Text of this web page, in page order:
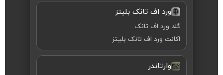
ورد اف تانک بلیتز
گلد ورد اف تانک
اکانت ورد اف تانک بلیتز
وارتاندر